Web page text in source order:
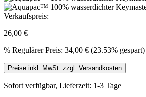
Verkaufspreis:
26,00 €
% Regulärer Preis: 34,00 € (23.53% gespart)
Preise inkl. MwSt. zzgl. Versandkosten
Sofort verfügbar, Lieferzeit: 1-3 Tage